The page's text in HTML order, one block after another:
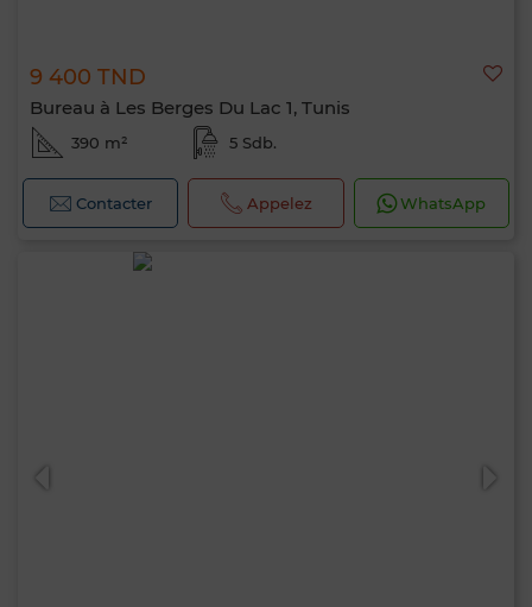
9 400 TND
Bureau à Les Berges Du Lac 1, Tunis
390 m² 5 Sdb.
Contacter Appelez WhatsApp